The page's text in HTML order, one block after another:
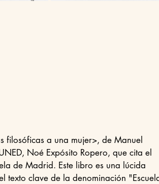
Noé Expósito Ropero, que cita el
de Madrid. Este libro es una lúcida
texto clave de la denominación